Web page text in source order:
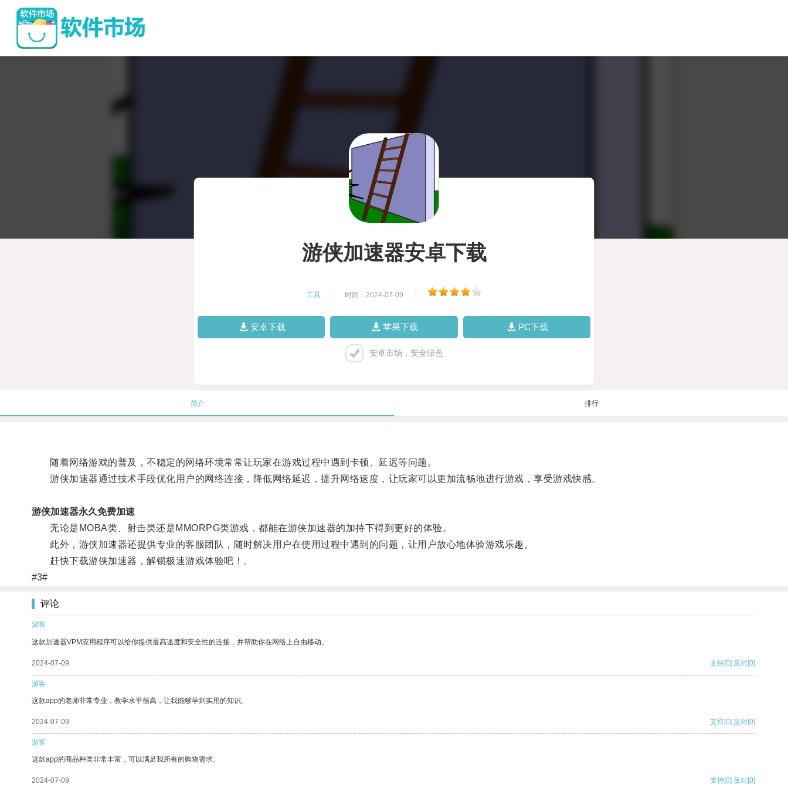
游侠加速器安卓下载
工具 时间：2024-07-09
安卓下载 苹果下载 PC下载
安卓市场，安全绿色
简介 排行
随着网络游戏的普及，不稳定的网络环境常常让玩家在游戏过程中遇到卡顿、延迟等问题。
游侠加速器通过技术手段优化用户的网络连接，降低网络延迟，提升网络速度，让玩家可以更加流畅地进行游戏，享受游戏快感。
游侠加速器永久免费加速
无论是MOBA类、射击类还是MMORPG类游戏，都能在游侠加速器的加持下得到更好的体验。
此外，游侠加速器还提供专业的客服团队，随时解决用户在使用过程中遇到的问题，让用户放心地体验游戏乐趣。
赶快下载游侠加速器，解锁极速游戏体验吧！。
#3#
评论
游客
这款加速器VPM应用程序可以给你提供最高速度和安全性的连接，并帮助你在网络上自由移动。
2024-07-09 支持[0] 反对[0]
游客
这款app的老师非常专业，教学水平很高，让我能够学到实用的知识。
2024-07-09 支持[0] 反对[0]
游客
这款app的商品种类非常丰富，可以满足我所有的购物需求。
2024-07-09 支持[0] 反对[0]